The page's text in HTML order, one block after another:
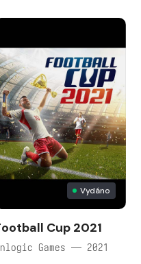
Vydáno
Cup 2021
Games — 2021